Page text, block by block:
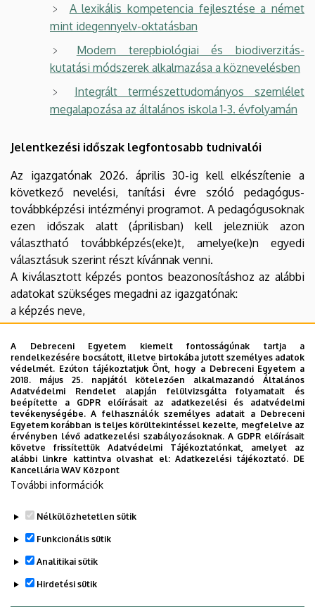
A lexikális kompetencia fejlesztése a német
mint idegennyelv-oktatásban
Modern terepbiológiai és biodiverzitás-
kutatási módszerek alkalmazása a köznevelésben
Integrált természettudományos szemlélet
megalapozása az általános iskola 1-3. évfolyamán
Jelentkezési időszak legfontosabb tudnivalói
Az igazgatónak 2026. április 30-ig kell elkészítenie a
következő nevelési, tanítási évre szóló pedagógus-
továbbképzési intézményi programot. A pedagógusoknak
ezen időszak alatt (áprilisban) kell jelezniük azon
választható továbbképzés(eke)t, amelye(ke)n egyedi
választásuk szerint részt kívánnak venni.
A kiválasztott képzés pontos beazonosításhoz az alábbi
adatokat szükséges megadni az igazgatónak:
a képzés neve,
a továbbképzés nyilvántartási száma és
jegyzék száma,
a lebonyolító neve (Ki tartja a képzést: pl.
Debreceni Egyetem),
a képzés PIR-linkje (az adott képzés
adatlapjának linkje pl.
https://www.oktatas.hu/pir/!PIR2_PUBLIC/publikus-
felulet/12566).
Legutóbb frissítve: 2026. 04. 02. 10:50
A Debreceni Egyetem kiemelt fontosságúnak tartja a
rendelkezésére bocsátott, illetve birtokába jutott személyes adatok
védelmét. Ezúton tájékoztatjuk Önt, hogy a Debreceni Egyetem a
2018. május 25. napjától kötelezően alkalmazandó Általános
Adatvédelmi Rendelet alapján felülvizsgálta folyamatait és
beépítette a GDPR előírásait az adatkezelési és adatvédelmi
tevékenységébe. A felhasználók személyes adatait a Debreceni
Egyetem korábban is teljes körültekintéssel kezelte, megfelelve az
érvényben lévő adatkezelési szabályozásoknak. A GDPR előírásait
követve frissítettük Adatvédelmi Tájékoztatónkat, amelyet az
alábbi linkre kattintva olvashat el:Adatkezelési tájékoztató. DE
Kancellária WAV Központ
További információk
Nélkülözhetetlen sütik
Funkcionális sütik
Analitikai sütik
Hirdetési sütik